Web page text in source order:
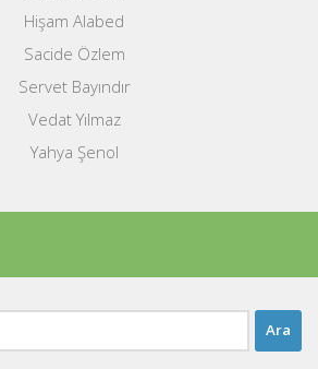
Hişam Alabed
Sacide Özlem
Servet Bayındır
Vedat Yılmaz
Yahya Şenol